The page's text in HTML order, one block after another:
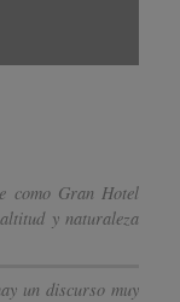
como Gran Hotel
y naturaleza
un discurso muy